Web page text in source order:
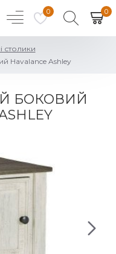
0 0
столики
Havalance Ashley
БОКОВИЙ